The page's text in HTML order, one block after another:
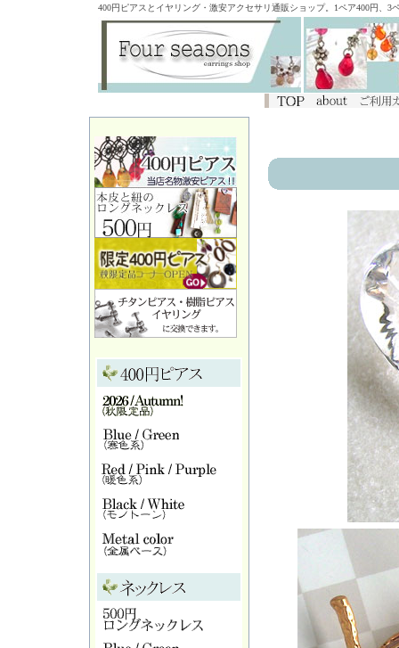
400円ピアスとイヤリング・激安アクセサリ通販ショップ。1ペア400円、